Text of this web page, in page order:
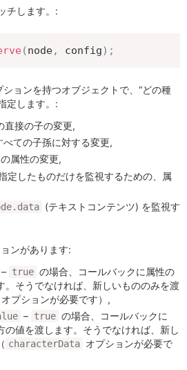
チします。:
(node, config) ;
ョンを持つオブジェクトで、“どの種
定します。:
直接の子の変更,
べての子孫に対する変更,
の属性の変更,
定したものだけを監視するための、属
(テキストコンテンツ) を監視す
ンがあります:
– true の場合、コールバックに属性の
。そうでなければ、新しいもののみを渡
オプションが必要です）,
– true の場合、コールバックに
の値を渡します。そうでなければ、新し
characterData オプションが必要で